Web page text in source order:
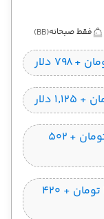
فقط صبحانه(BB)
۳۰٬۰۰۰٬۰۰۰ تومان + ۵۰۲
۳۰٬۰۰۰٬۰۰۰ تومان + ۴۲۰